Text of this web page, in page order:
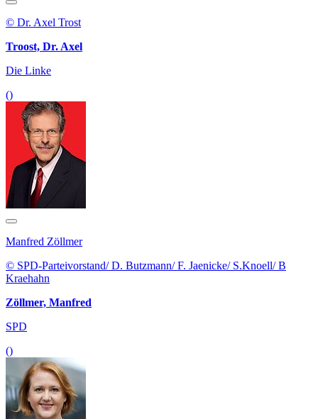
© Dr. Axel Trost
Troost, Dr. Axel
Die Linke
()
Manfred Zöllmer
© SPD-Parteivorstand/ D. Butzmann/ F. Jaenicke/ S.Knoell/ B
Kraehahn
Zöllmer, Manfred
SPD
()